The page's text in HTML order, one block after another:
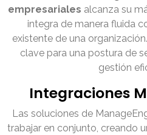
empresariales alcanza su
integra de manera fluida
existente de una
clave para una postura de
gestión
Integraciones
Las soluciones de
trabajar en conjunto, creando